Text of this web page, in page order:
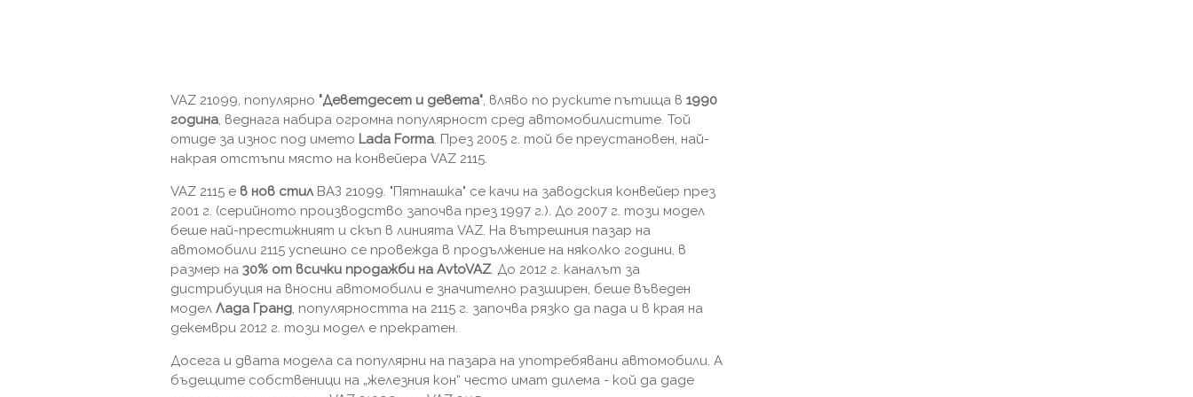
VAZ 21099, популярно "Деветдесет и девета", вляво по руските пътища в 1990
година, веднага набира огромна популярност сред автомобилистите. Той
отиде за износ под името Lada Forma. През 2005 г. той бе преустановен, най-
накрая отстъпи място на конвейера VAZ 2115.
VAZ 2115 е в нов стилВАЗ 21099. "Пятнашка" се качи на заводския конвейер през
2001 г. (серийното производство започва през 1997 г.). До 2007 г. този модел
беше най-престижният и скъп в линията VAZ. На вътрешния пазар на
автомобили 2115 успешно се провежда в продължение на няколко години, в
размер на 30% от всички продажби на AvtoVAZ. До 2012 г. каналът за
дистрибуция на вносни автомобили е значително разширен, беше въведен
модел Лада Гранд, популярността на 2115 г. започва рязко да пада и в края на
декември 2012 г. този модел е прекратен.
Досега и двата модела са популярни на пазара на употребявани автомобили. А
бъдещите собственици на „железния кон“ често имат дилема - кой да даде